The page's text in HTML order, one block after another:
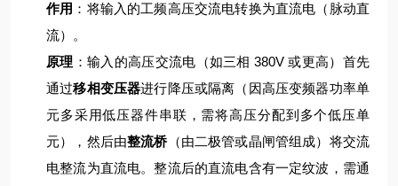
作用 ：将输入的工频高压交流电转换为直流电（脉动直
流）。
原理 ： 输入的高压交流电（如三相 380V 或更高）首先
通过移相变压器进行降压或隔离（因高压变频器功率单
元多采用低压器件串联，需将高压分配到多个低压单
元），然后由整流桥（由二极管或晶闸管组成）将交流
电整流为直流电。整流后的直流电含有一定纹波，需通